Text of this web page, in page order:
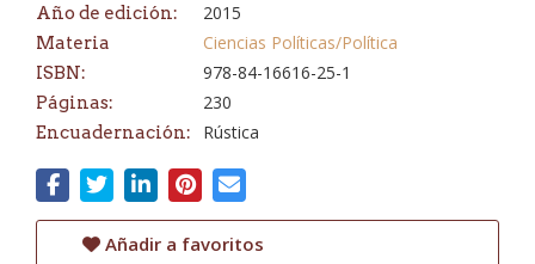
Año de edición: 2015
Materia Ciencias Políticas/Política
ISBN: 978-84-16616-25-1
Páginas: 230
Encuadernación: Rústica
Añadir a favoritos